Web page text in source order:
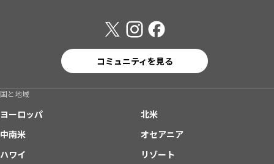
コミュニティを見る
国と地域
ヨーロッパ
北米
中南米
オセアニア
ハワイ
リゾート